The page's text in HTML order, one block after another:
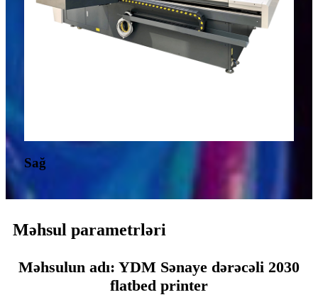
Sağ
Məhsul parametrləri
Məhsulun adı: YDM Sənaye dərəcəli 2030
flatbed printer